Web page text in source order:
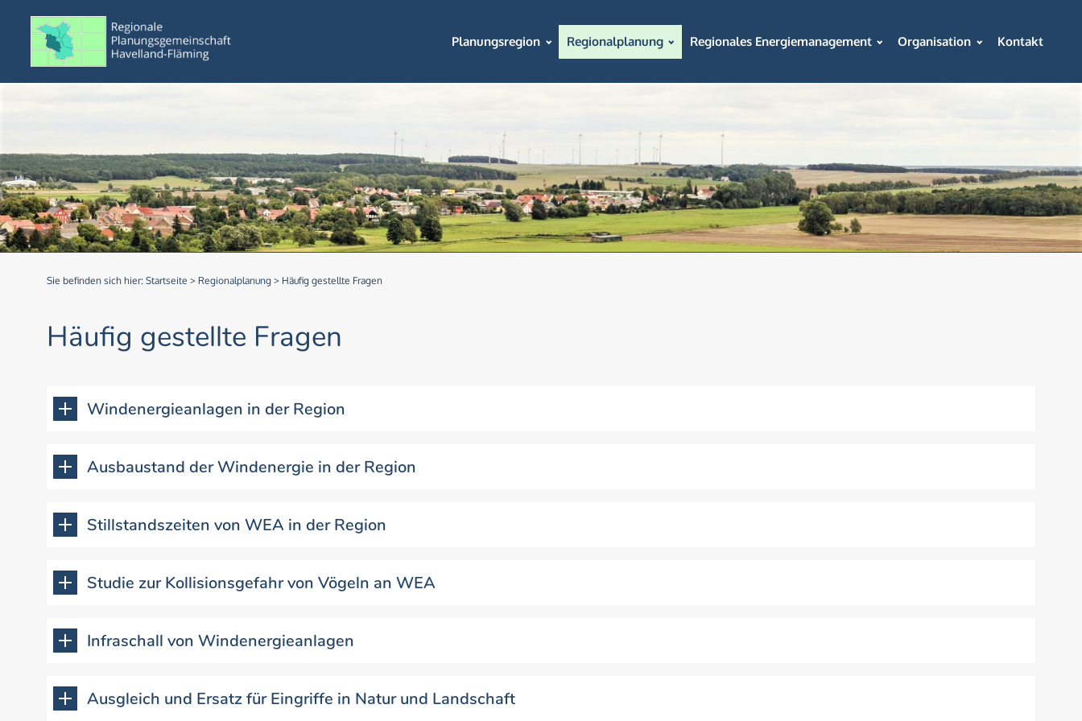
Planungsregion Regionalplanung Regionales Energiemanagement Organisation Kontakt
Sie befinden sich hier: Startseite > Regionalplanung > Häufig gestellte Fragen
Häufig gestellte Fragen
Windenergieanlagen in der Region
Ausbaustand der Windenergie in der Region
Stillstandszeiten von WEA in der Region
Studie zur Kollisionsgefahr von Vögeln an WEA
Infraschall von Windenergieanlagen
Ausgleich und Ersatz für Eingriffe in Natur und Landschaft